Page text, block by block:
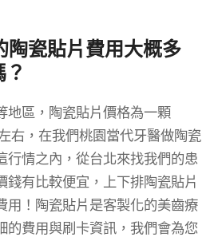
陶瓷貼片費用大概多
地區，陶瓷貼片價格為一顆
，在我們桃園當代牙醫做陶瓷
行情之內，從台北來找我們的患
錢有比較便宜，上下排陶瓷貼片
用！陶瓷貼片是客製化的美齒療
的費用與刷卡資訊，我們會為您